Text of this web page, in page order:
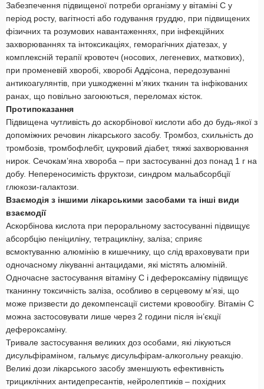
Забезпечення підвищеної потреби організму у вітаміні С у
період росту, вагітності або годування груддю, при підвищених
фізичних та розумових навантаженнях, при інфекційних
захворюваннях та інтоксикаціях, геморагічних діатезах, у
комплексній терапії кровотеч (носових, легеневих, маткових),
при променевій хворобі, хворобі Аддісона, передозуванні
антикоагулянтів, при ушкодженні м’яких тканин та інфікованих
ранах, що повільно загоюються, переломах кісток.
Протипоказання
Підвищена чутливість до аскорбінової кислоти або до будь-якої з
допоміжних речовин лікарського засобу. Тромбоз, схильність до
тромбозів, тромбофлебіт, цукровий діабет, тяжкі захворювання
нирок. Сечокам’яна хвороба – при застосуванні доз понад 1 г на
добу. Непереносимість фруктози, синдром мальабсорбції
глюкози-галактози.
Взаємодія з іншими лікарськими засобами та інші види
взаємодії
Аскорбінова кислота при пероральному застосуванні підвищує
абсорбцію пеніциліну, тетрацикліну, заліза; сприяє
всмоктуванню алюмінію в кишечнику, що слід враховувати при
одночасному лікуванні антацидами, які містять алюміній.
Одночасне застосування вітаміну С і дефероксаміну підвищує
тканинну токсичність заліза, особливо в серцевому м’язі, що
може призвести до декомпенсації системи кровообігу. Вітамін С
можна застосовувати лише через 2 години після ін’єкції
дефероксаміну.
Тривале застосування великих доз особами, які лікуються
дисульфіраміном, гальмує дисульфірам-алкогольну реакцію.
Великі дози лікарського засобу зменшують ефективність
трициклічних антидепресантів, нейролептиків – похідних